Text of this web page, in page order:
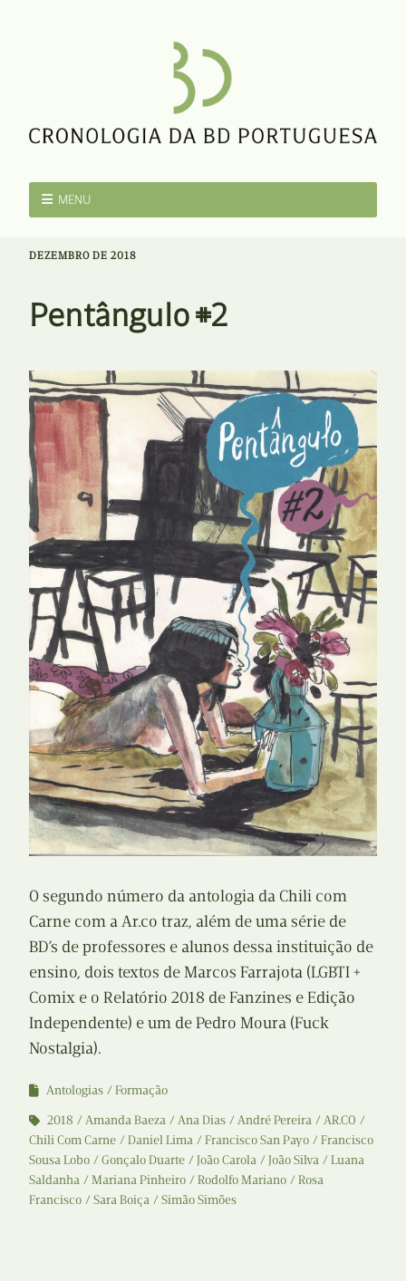
MENU
DEZEMBRO DE 2018
Pentângulo #2
O segundo número da antologia da Chili com
Carne com a Ar.co traz, além de uma série de
BD’s de professores e alunos dessa instituição de
ensino, dois textos de Marcos Farrajota (LGBTI +
Comix e o Relatório 2018 de Fanzines e Edição
Independente) e um de Pedro Moura (Fuck
Nostalgia).
Antologias
Formação
2018
Amanda Baeza Ana Dias André Pereira
AR.CO
Chili Com Carne
Daniel Lima Francisco San Payo
Francisco
Sousa Lobo
Gonçalo Duarte João Carola João Silva
Luana
Saldanha
Mariana Pinheiro Rodolfo Mariano
Rosa
Francisco
Sara Boiça Simão Simões